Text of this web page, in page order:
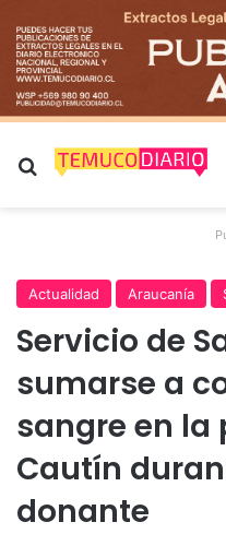
Buscar por
Actualidad Araucanía
Servicio de
sumarse a
sangre en la
Cautín
donante